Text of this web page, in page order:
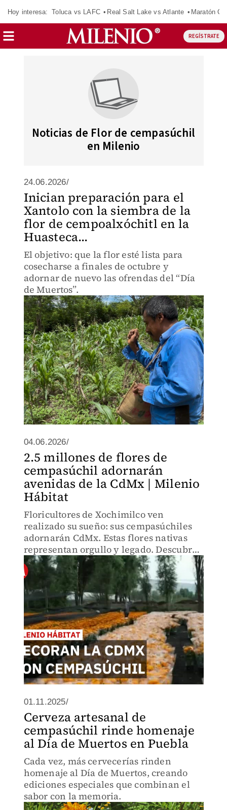
Hoy interesa: Toluca vs LAFC Real Salt Lake vs Atlante Maratón
REGÍSTRATE
Noticias de Flor de cempasúchil
en Milenio
24.06.2026/
Inician preparación para el
Xantolo con la siembra de la
flor de cempoalxóchitl en la
Huasteca...
El objetivo: que la flor esté lista para
cosecharse a finales de octubre y
adornar de nuevo las ofrendas del “Día
de Muertos”.
04.06.2026/
2.5 millones de flores de
cempasúchil adornarán
avenidas de la CdMx | Milenio
Hábitat
Floricultores de Xochimilco ven
realizado su sueño: sus cempasúchiles
adornarán CdMx. Estas flores nativas
representan orgullo y legado. Descubre
cómo productores locales transforman
avenidas icónicas con color y tradición.
01.11.2025/
Cerveza artesanal de
cempasúchil rinde homenaje
al Día de Muertos en Puebla
Cada vez, más cervecerías rinden
homenaje al Día de Muertos, creando
ediciones especiales que combinan el
sabor con la memoria.